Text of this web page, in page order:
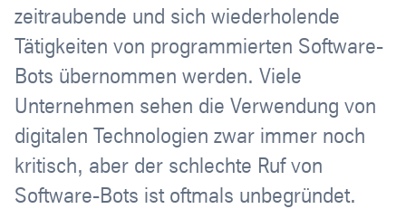
zeitraubende und sich wiederholende
Tätigkeiten von programmierten Software-
Bots übernommen werden. Viele
Unternehmen sehen die Verwendung von
digitalen Technologien zwar immer noch
kritisch, aber der schlechte Ruf von
Software-Bots ist oftmals unbegründet.